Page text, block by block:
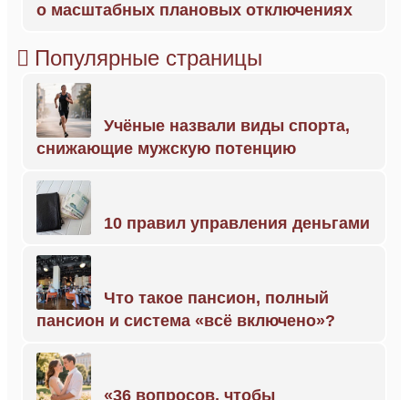
о масштабных плановых отключениях
Популярные страницы
Учёные назвали виды спорта,
снижающие мужскую потенцию
10 правил управления деньгами
Что такое пансион, полный
пансион и система «всё включено»?
«36 вопросов, чтобы